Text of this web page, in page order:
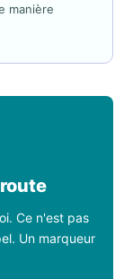
manière
Ce n'est pas
Un marqueur